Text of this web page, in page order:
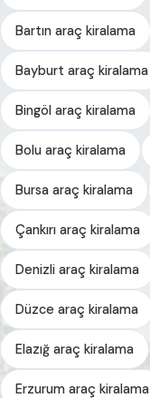
Bartın araç kiralama
Bayburt araç kiralama
Bingöl araç kiralama
Bolu araç kiralama
Bursa araç kiralama
Çankırı araç kiralama
Denizli araç kiralama
Düzce araç kiralama
Elazığ araç kiralama
Erzurum araç kiralama